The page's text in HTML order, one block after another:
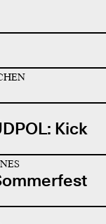
Kick